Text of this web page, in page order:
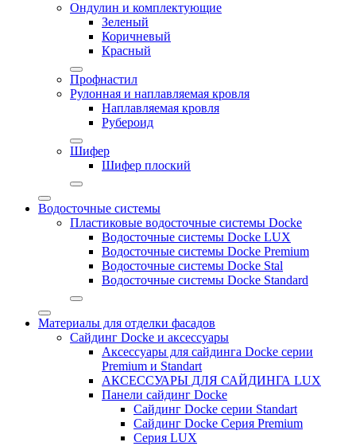
Ондулин и комплектующие
Зеленый
Коричневый
Красный
Профнастил
Рулонная и наплавляемая кровля
Наплавляемая кровля
Рубероид
Шифер
Шифер плоский
Водосточные системы
Пластиковые водосточные системы Docke
Водосточные системы Docke LUX
Водосточные системы Docke Premium
Водосточные системы Docke Stal
Водосточные системы Docke Standard
Материалы для отделки фасадов
Сайдинг Docke и аксессуары
Аксессуары для сайдинга Docke серии
Premium и Standart
АКСЕССУАРЫ ДЛЯ САЙДИНГА LUX
Панели сайдинг Docke
Cайдинг Docke серии Standart
Сайдинг Docke Серия Premium
Серия LUX